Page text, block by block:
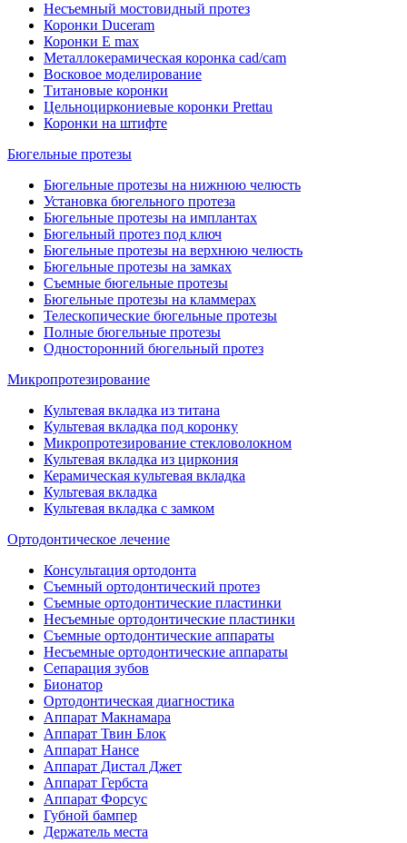
Несъемный мостовидный протез
Коронки Duceram
Коронки E max
Металлокерамическая коронка cad/cam
Восковое моделирование
Титановые коронки
Цельноциркониевые коронки Prettau
Коронки на штифте
Бюгельные протезы
Бюгельные протезы на нижнюю челюсть
Установка бюгельного протеза
Бюгельные протезы на имплантах
Бюгельный протез под ключ
Бюгельные протезы на верхнюю челюсть
Бюгельные протезы на замках
Съемные бюгельные протезы
Бюгельные протезы на кламмерах
Телескопические бюгельные протезы
Полные бюгельные протезы
Односторонний бюгельный протез
Микропротезирование
Культевая вкладка из титана
Культевая вкладка под коронку
Микропротезирование стекловолокном
Культевая вкладка из циркония
Керамическая культевая вкладка
Культевая вкладка
Культевая вкладка с замком
Ортодонтическое лечение
Консультация ортодонта
Съемный ортодонтический протез
Съемные ортодонтические пластинки
Несъемные ортодонтические пластинки
Съемные ортодонтические аппараты
Несъемные ортодонтические аппараты
Сепарация зубов
Бионатор
Ортодонтическая диагностика
Аппарат Макнамара
Аппарат Твин Блок
Аппарат Нансе
Аппарат Дистал Джет
Аппарат Гербста
Аппарат Форсус
Губной бампер
Держатель места